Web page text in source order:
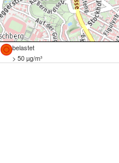
belastet
> 50 µg/m³